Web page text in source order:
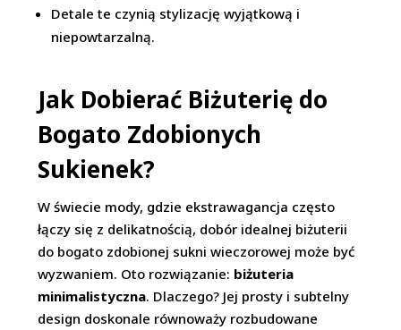
Detale te czynią stylizację wyjątkową i
niepowtarzalną.
Jak Dobierać Biżuterię do
Bogato Zdobionych
Sukienek?
W świecie mody, gdzie ekstrawagancja często
łączy się z delikatnością, dobór idealnej biżuterii
do bogato zdobionej sukni wieczorowej może być
wyzwaniem. Oto rozwiązanie: biżuteria
minimalistyczna. Dlaczego? Jej prosty i subtelny
design doskonale równoważy rozbudowane